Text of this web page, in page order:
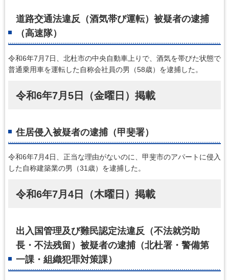
道路交通法違反（酒気帯び運転）被疑者の逮捕
（高速隊）
令和6年7月7日、北杜市の中央自動車上りで、酒気を帯びた状態で
普通乗用車を運転した自称会社員の男（58歳）を逮捕した。
令和6年7月5日（金曜日）掲載
住居侵入被疑者の逮捕（甲斐署）
令和6年7月4日、正当な理由がないのに、甲斐市のアパートに侵入
した自称建築業の男（31歳）を逮捕した。
令和6年7月4日（木曜日）掲載
出入国管理及び難民認定法違反（不法就労助
長・不法残留）被疑者の逮捕（北杜署・警備第
一課・組織犯罪対策課）